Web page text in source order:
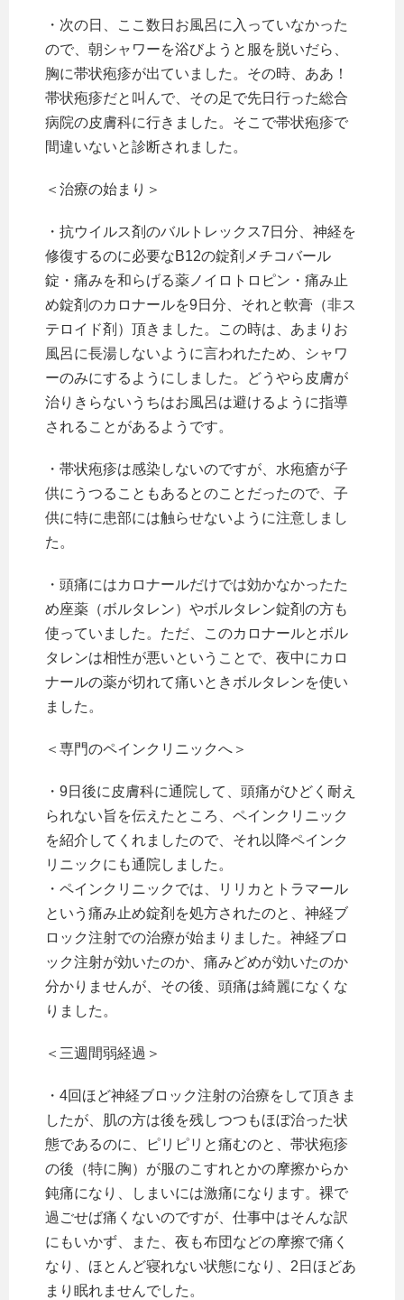
・次の日、ここ数日お風呂に入っていなかった
ので、朝シャワーを浴びようと服を脱いだら、
胸に帯状疱疹が出ていました。その時、ああ！
帯状疱疹だと叫んで、その足で先日行った総合
病院の皮膚科に行きました。そこで帯状疱疹で
間違いないと診断されました。
＜治療の始まり＞
・抗ウイルス剤のバルトレックス7日分、神経を
修復するのに必要なB12の錠剤メチコバール
錠・痛みを和らげる薬ノイロトロピン・痛み止
め錠剤のカロナールを9日分、それと軟膏（非ス
テロイド剤）頂きました。この時は、あまりお
風呂に長湯しないように言われたため、シャワ
ーのみにするようにしました。どうやら皮膚が
治りきらないうちはお風呂は避けるように指導
されることがあるようです。
・帯状疱疹は感染しないのですが、水疱瘡が子
供にうつることもあるとのことだったので、子
供に特に患部には触らせないように注意しまし
た。
・頭痛にはカロナールだけでは効かなかったた
め座薬（ボルタレン）やボルタレン錠剤の方も
使っていました。ただ、このカロナールとボル
タレンは相性が悪いということで、夜中にカロ
ナールの薬が切れて痛いときボルタレンを使い
ました。
＜専門のペインクリニックへ＞
・9日後に皮膚科に通院して、頭痛がひどく耐え
られない旨を伝えたところ、ペインクリニック
を紹介してくれましたので、それ以降ペインク
リニックにも通院しました。
・ペインクリニックでは、リリカとトラマール
という痛み止め錠剤を処方されたのと、神経ブ
ロック注射での治療が始まりました。神経ブロ
ック注射が効いたのか、痛みどめが効いたのか
分かりませんが、その後、頭痛は綺麗になくな
りました。
＜三週間弱経過＞
・4回ほど神経ブロック注射の治療をして頂きま
したが、肌の方は後を残しつつもほぼ治った状
態であるのに、ピリピリと痛むのと、帯状疱疹
の後（特に胸）が服のこすれとかの摩擦からか
鈍痛になり、しまいには激痛になります。裸で
過ごせば痛くないのですが、仕事中はそんな訳
にもいかず、また、夜も布団などの摩擦で痛く
なり、ほとんど寝れない状態になり、2日ほどあ
まり眠れませんでした。